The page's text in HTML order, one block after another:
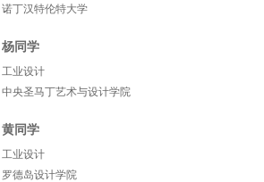
诺丁汉特伦特大学
杨同学
工业设计
中央圣马丁艺术与设计学院
黄同学
工业设计
罗德岛设计学院